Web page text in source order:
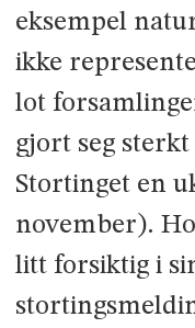
eksempel
ikke
lot
gjort seg
Stortinget en
november).
litt forsiktig i